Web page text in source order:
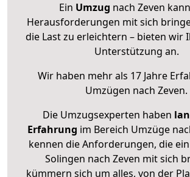
Ein Umzug nach Zeven
Herausforderungen mit sich
die Last zu erleichtern – bieten wir
Unterstützung an.
Wir haben mehr als 17 Jahre
Umzügen nach Zeven.
Die Umzugsexperten haben
Erfahrung im Bereich Umzüge
kennen die Anforderungen, die
Solingen nach Zeven mit sich
kümmern sich um alles, von der